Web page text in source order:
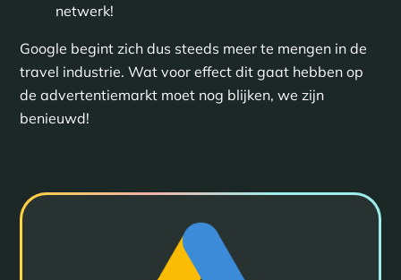
netwerk!
Google begint zich dus steeds meer te mengen in de
travel industrie. Wat voor effect dit gaat hebben op
de advertentiemarkt moet nog blijken, we zijn
benieuwd!